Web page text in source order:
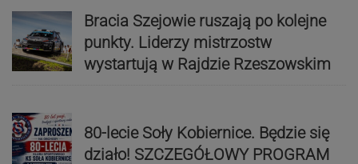
Bracia Szejowie ruszają po kolejne
punkty. Liderzy mistrzostw
wystartują w Rajdzie Rzeszowskim
80-lecie Soły Kobiernice. Będzie się
działo! SZCZEGÓŁOWY PROGRAM